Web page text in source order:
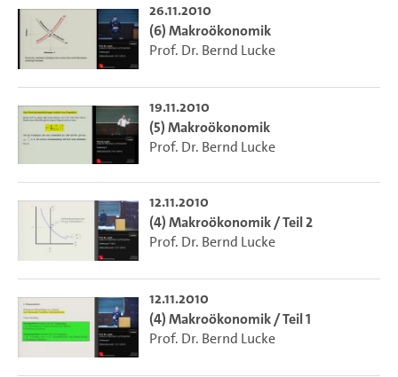
26.11.2010
(6) Makroökonomik
Prof. Dr. Bernd Lucke
19.11.2010
(5) Makroökonomik
Prof. Dr. Bernd Lucke
12.11.2010
(4) Makroökonomik / Teil 2
Prof. Dr. Bernd Lucke
12.11.2010
(4) Makroökonomik / Teil 1
Prof. Dr. Bernd Lucke